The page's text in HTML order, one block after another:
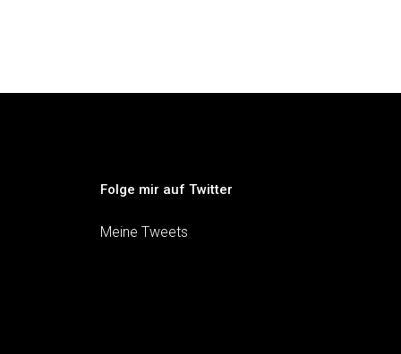
Folge mir auf Twitter
Meine Tweets